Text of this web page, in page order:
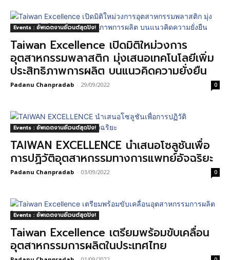
Events : อัพเดตงานอีเวนต์สุดปัง!
Taiwan Excellence เปิดมิติใหม่วงการ
อุตสาหกรรมพลาสติก มุ่งเสนอเทคโนโลยีเพิ่ม
ประสิทธิภาพการผลิต บนแนวคิดความยั่งยืน
Padanu Chanpradab - 29/09/2022 0
Events : อัพเดตงานอีเวนต์สุดปัง!
TAIWAN EXCELLENCE นำเสนอโซลูชันเพื่อ
การปฏิวัติอุตสาหกรรมทางการแพทย์อัจฉริยะ
Padanu Chanpradab - 03/09/2022 0
Events : อัพเดตงานอีเวนต์สุดปัง!
Taiwan Excellence เตรียมพร้อมขับเคลื่อน
อุตสาหกรรมการผลิตในประเทศไทย